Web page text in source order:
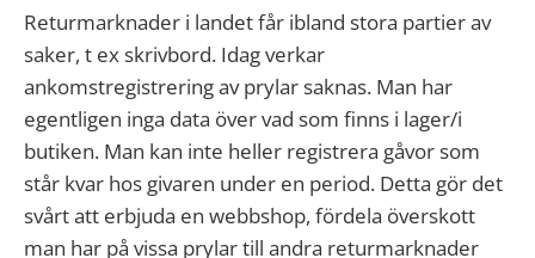
Returmarknader i landet får ibland stora partier av
saker, t ex skrivbord. Idag verkar
ankomstregistrering av prylar saknas. Man har
egentligen inga data över vad som finns i lager/i
butiken. Man kan inte heller registrera gåvor som
står kvar hos givaren under en period. Detta gör det
svårt att erbjuda en webbshop, fördela överskott
man har på vissa prylar till andra returmarknader